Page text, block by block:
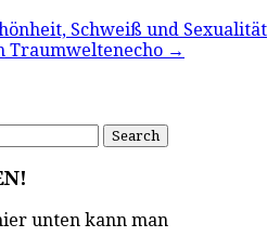
Schweiß und Sexualität
Traumweltenecho →
unten kann man